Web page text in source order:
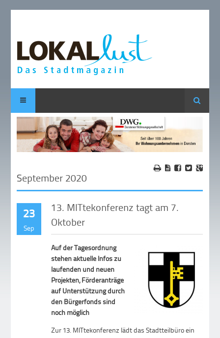
Suche
September 2020
23
Sep
13. MITtekonferenz tagt am 7.
Oktober
Auf der Tagesordnung
stehen aktuelle Infos zu
laufenden und neuen
Projekten, Förderanträge
auf Unterstützung durch
den Bürgerfonds sind
noch möglich
Zur 13. MITtekonferenz lädt das Stadtteilbüro ein